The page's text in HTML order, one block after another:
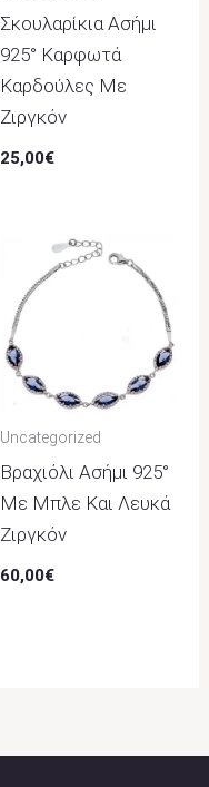
Σκουλαρίκια Ασήμι
925° Καρφωτά
Καρδούλες Με
Ζιργκόν
25,00€
Uncategorized
Βραχιόλι Ασήμι 925°
Με Μπλε Και Λευκά
Ζιργκόν
60,00€